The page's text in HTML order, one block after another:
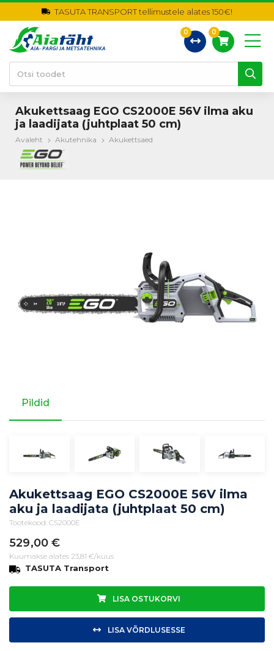
TASUTA TRANSPORT tellimustele alates 150€!
0 0
Akukettsaag EGO CS2000E 56V ilma aku
ja laadijata (juhtplaat 50 cm)
Avaleht Akutehnika Akukettsaed
Pildid
Akukettsaag EGO CS2000E 56V ilma
aku ja laadijata (juhtplaat 50 cm)
Tootekood: CS2000E
529,00 €
Kuumakse alates 23,81 €/kuus
TASUTA Transport
LISA OSTUKORVI
LISA VÕRDLUSESSE